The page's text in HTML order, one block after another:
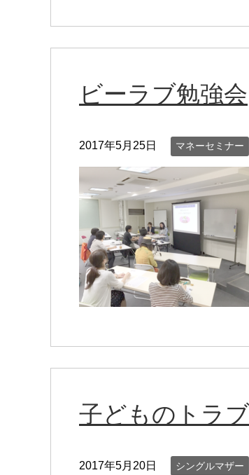
ビーラブ勉強会
2017年5月25日 マネーセミナー
子どものトラ
2017年5月20日 シングルマザー